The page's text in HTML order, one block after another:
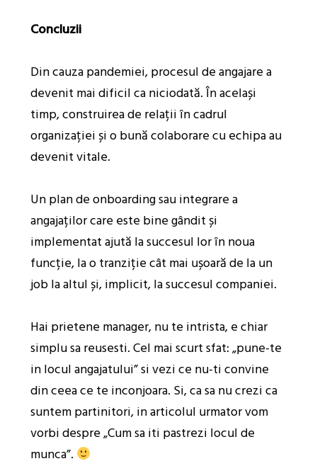
Concluzii
Din cauza pandemiei, procesul de angajare a
devenit mai dificil ca niciodată. În același
timp, construirea de relații în cadrul
organizației și o bună colaborare cu echipa au
devenit vitale.
Un plan de onboarding sau integrare a
angajaților care este bine gândit și
implementat ajută la succesul lor în noua
funcție, la o tranziție cât mai ușoară de la un
job la altul și, implicit, la succesul companiei.
Hai prietene manager, nu te intrista, e chiar
simplu sa reusesti. Cel mai scurt sfat: „pune-te
in locul angajatului” si vezi ce nu-ti convine
din ceea ce te inconjoara. Si, ca sa nu crezi ca
suntem partinitori, in articolul urmator vom
vorbi despre „Cum sa iti pastrezi locul de
munca”.